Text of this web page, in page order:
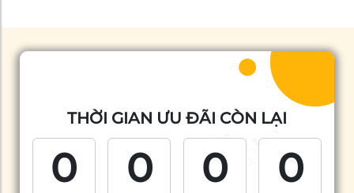
chất lượng, bài viết
này sẽ giúp bạn khám
phá lộ trình phù hợp.
Hãy cùng tìm hiểu về
những lợi […]
THỜI GIAN ƯU ĐÃI CÒN LẠI
0 0 0 0